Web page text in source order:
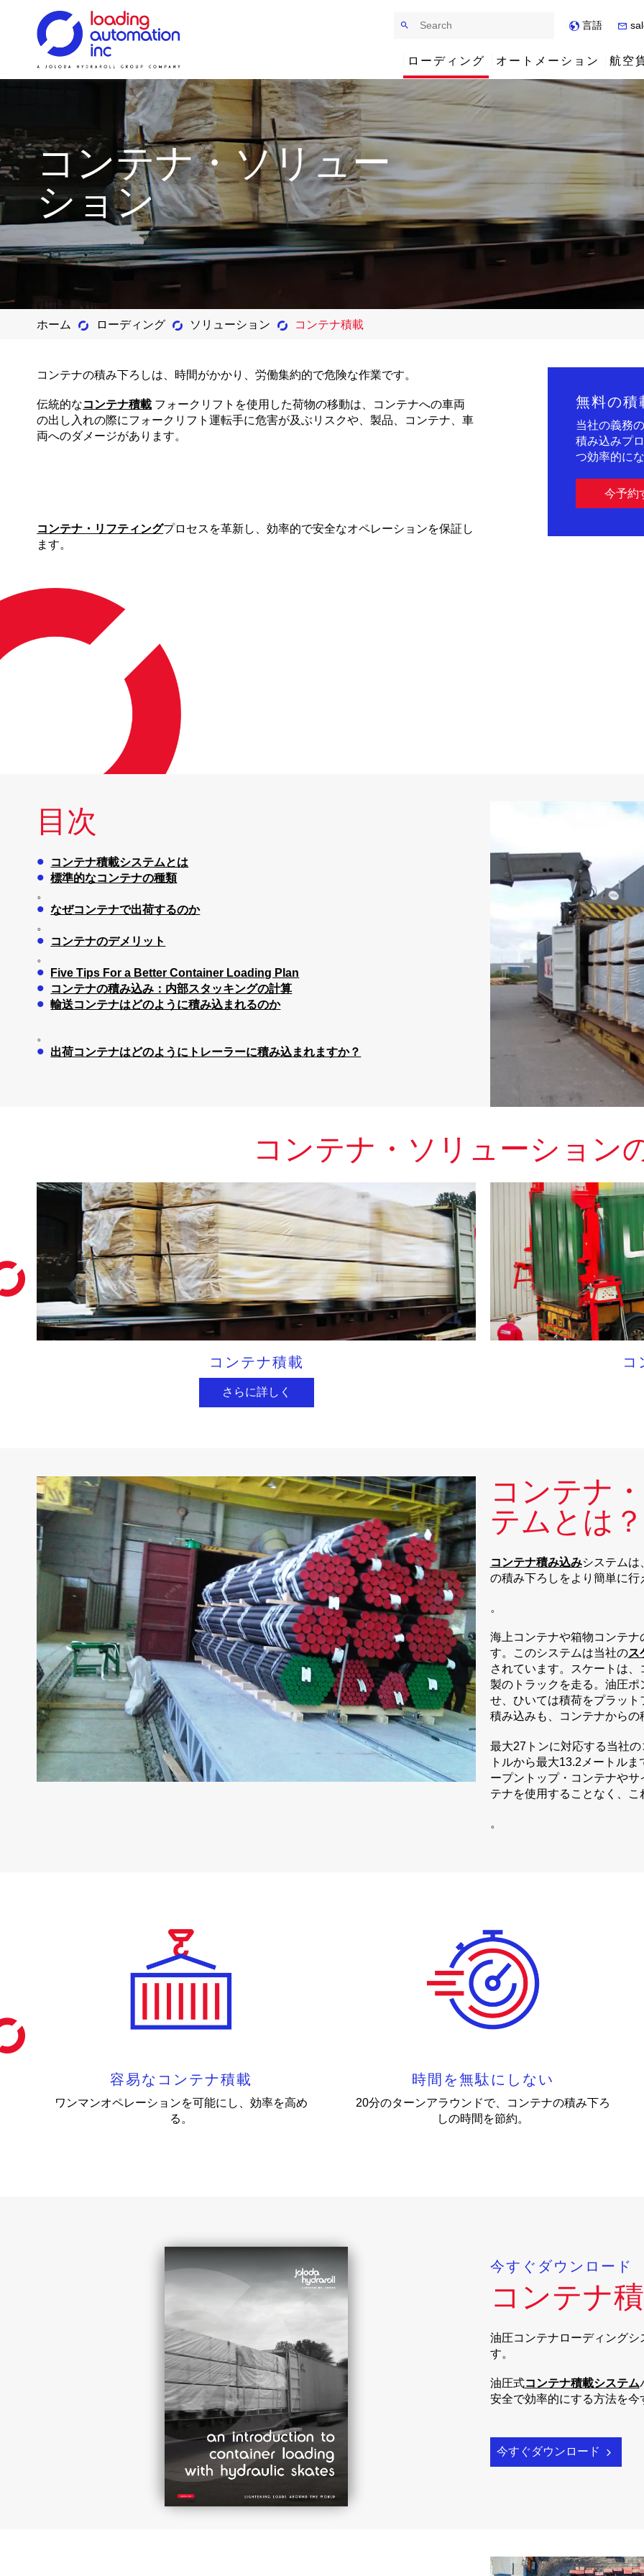
言語
menu
ローディング
ソリューション システム
スペア
オートメーション
ソリューション システム
航空
ソリューション システム
沿革 シニアチームの紹介
コンテナ・ソリュー
ション
ホーム ローディング ソリューション コンテナ積載
コンテナの積み下ろしは、時間がかかり、労働集約的で危険な作業です。
伝統的なコンテナ積載 フォークリフトを使用した荷物の移動は、コンテナへの車両
の出し入れの際にフォークリフト運転手に危害が及ぶリスクや、製品、コンテナ、車
両へのダメージがあります。
コンテナ・リフティングプロセスを革新し、効率的で安全なオペレーションを保証し
ます。
無料の積
当社の義務
積み込みプ
つ効率的に
今予約
目次
コンテナ積載システムとは
標準的なコンテナの種類
。
なぜコンテナで出荷するのか
。
コンテナのデメリット
。
Five Tips For a Better Container Loading Plan
コンテナの積み込み：内部スタッキングの計算
輸送コンテナはどのように積み込まれるのか
。
出荷コンテナはどのようにトレーラーに積み込まれますか？
コンテナ・ソリューション
コンテナ積載
さらに詳しく
コ
コンテナ
テムとは？
コンテナ積み込みシステムは
の積み下ろしをより簡単に
。
海上コンテナや箱物コンテ
す。このシステムは当社のス
されています。スケートは
製のトラックを走る。油圧
せ、ひいては積荷をプラッ
積み込みも、コンテナから
最大27トンに対応する当社
トルから最大13.2メートル
ープントップ・コンテナや
テナを使用することなく、
。
容易なコンテナ積載
ワンマンオペレーションを可能にし、効率を高め
る。
時間を無駄にしない
20分のターンアラウンドで、コンテナの積み下ろ
しの時間を節約。
今すぐダウンロード
コンテナ
油圧コンテナローディング
す。
油圧式コンテナ積載システム
安全で効率的にする方法を
今すぐダウンロード